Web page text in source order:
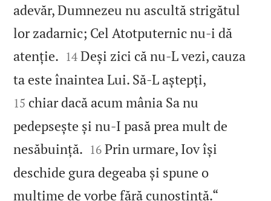
adevăr, Dumnezeu nu ascultă strigătul
lor zadarnic; Cel Atotputernic nu‑i dă
atenție. 

14 Deși zici că nu‑L vezi, cauza
ta este înaintea Lui. Să‑L aștepți,
15 chiar dacă acum mânia Sa nu
pedepsește și nu‑I pasă prea mult de
nesăbuință. 

16 Prin urmare, Iov își
deschide gura degeaba și spune o
mulțime de vorbe fără cunoștință.“